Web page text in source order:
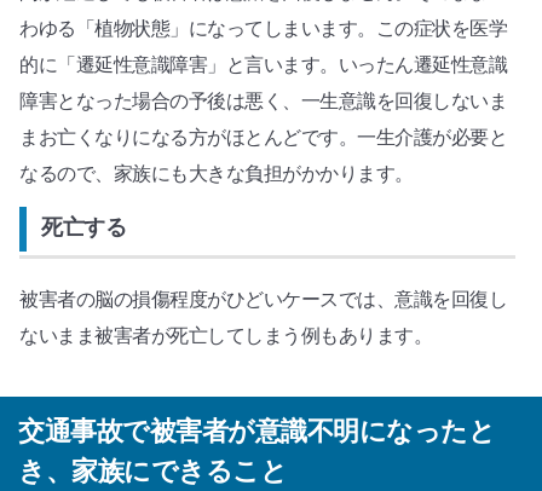
わゆる「植物状態」になってしまいます。この症状を医学
的に「遷延性意識障害」と言います。いったん遷延性意識
障害となった場合の予後は悪く、一生意識を回復しないま
まお亡くなりになる方がほとんどです。一生介護が必要と
なるので、家族にも大きな負担がかかります。
死亡する
被害者の脳の損傷程度がひどいケースでは、意識を回復し
ないまま被害者が死亡してしまう例もあります。
交通事故で被害者が意識不明になったと
き、家族にできること